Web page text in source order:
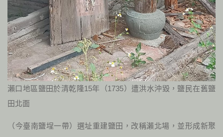
瀨口地區鹽田於清乾隆15年（1735）遭洪水沖毀，鹽民在舊鹽
田北面
（今臺南鹽埕一帶）選址重建鹽田，改稱瀨北場，並形成新聚